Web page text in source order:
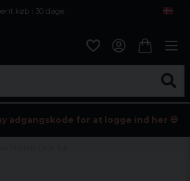
køb i 30 dage
adgangskode for at logge ind her 💀